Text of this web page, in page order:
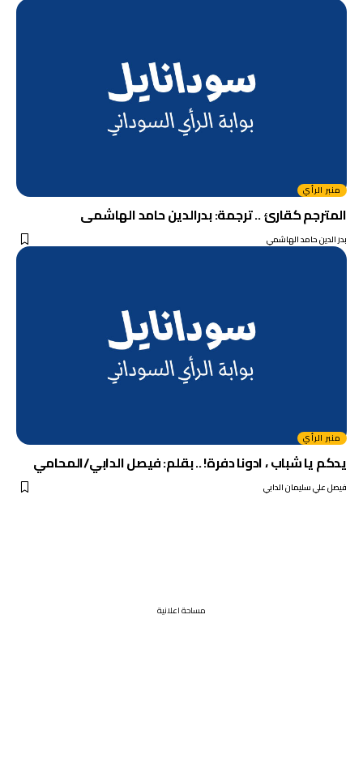
منبر الرأي
المترجم كقارئ .. ترجمة: بدرالدين حامد الهاشمى
بدر الدين حامد الهاشمي
منبر الرأي
يدكم يا شباب ، ادونا دفرة! .. بقلم: فيصل الدابي/المحامي
فيصل علي سليمان الدابي
مساحة اعلانية